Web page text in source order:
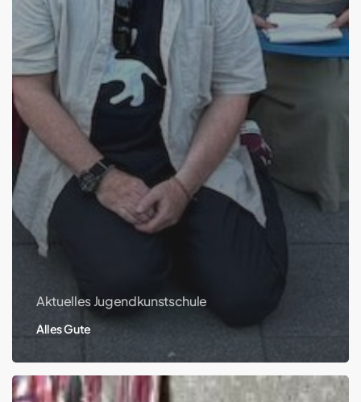
Aktuelles Jugendkunstschule
Alles Gute